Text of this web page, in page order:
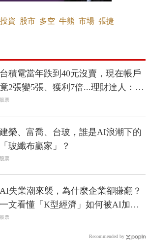
投資 股市 多空 牛熊 市場 張捷
台積電當年跌到40元沒賣，現在帳戶
竟2張變5張、獲利7倍...理財達人：個
股賺5倍以上通常只有2種情況
股票
建榮、富喬、台玻，誰是AI浪潮下的
「玻纖布贏家」？
股票
AI失業潮來襲，為什麼企業卻賺翻？
一文看懂「K型經濟」如何被AI加速
放大
股票
Recommended by